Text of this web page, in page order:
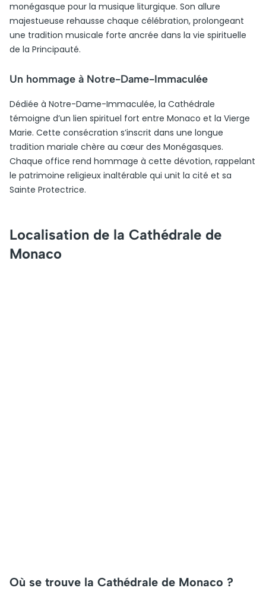
monégasque pour la musique liturgique. Son allure
majestueuse rehausse chaque célébration, prolongeant
une tradition musicale forte ancrée dans la vie spirituelle
de la Principauté.
Un hommage à Notre-Dame-Immaculée
Dédiée à Notre-Dame-Immaculée, la Cathédrale
témoigne d’un lien spirituel fort entre Monaco et la Vierge
Marie. Cette consécration s’inscrit dans une longue
tradition mariale chère au cœur des Monégasques.
Chaque office rend hommage à cette dévotion, rappelant
le patrimoine religieux inaltérable qui unit la cité et sa
Sainte Protectrice.
Localisation de la Cathédrale de
Monaco
Où se trouve la Cathédrale de Monaco ?